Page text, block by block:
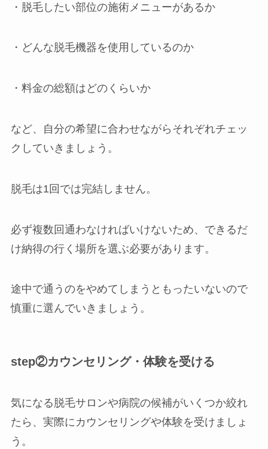
・脱毛したい部位の施術メニューがあるか
・どんな脱毛機器を使用しているのか
・料金の総額はどのくらいか
など、自分の希望に合わせながらそれぞれチェッ
クしていきましょう。
脱毛は1回では完結しません。
必ず複数回通わなければいけないため、できるだ
け納得の行く場所を選ぶ必要があります。
途中で通うのをやめてしまうともったいないので
慎重に選んでいきましょう。
step②カウンセリング・体験を受ける
気になる脱毛サロンや病院の候補がいくつか絞れ
たら、実際にカウンセリングや体験を受けましょ
う。